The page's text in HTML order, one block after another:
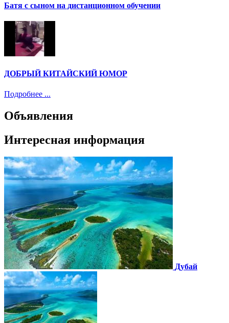
Батя с сыном на дистанционном обучении
ДОБРЫЙ КИТАЙСКИЙ ЮМОР
Подробнее ...
Объявления
Интересная информация
Дубай